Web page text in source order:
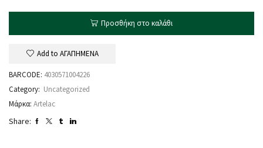
Προσθήκη στο καλάθι
Add to ΑΓΑΠΗΜΕΝΑ
BARCODE: 4030571004226
Category: Uncategorized
Μάρκα: Artelac
Share: